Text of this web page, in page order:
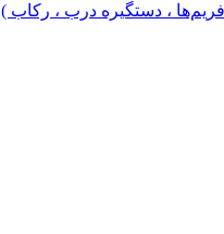
فریم‌ها ، دستگیره درب ، رکاب )